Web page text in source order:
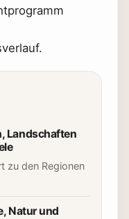
Landschaften
zu den Regionen
Natur und